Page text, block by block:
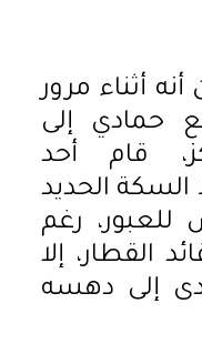
أثناء مرور
حمادي إلى
قام أحد
الحديد
رغم
القطار، إلا
إلى دهسه